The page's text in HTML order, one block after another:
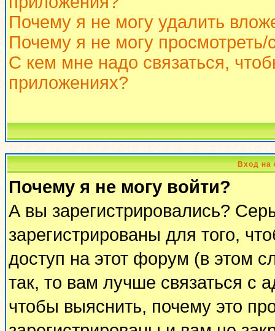
Почему я не могу удалить
Почему я не могу просмотреть/
С кем мне надо связаться,
приложениях?
Вход на
Почему я не могу войти?
А вы зарегистрировались?
зарегистрированы для того,
доступ на этот форум (в этом
так, то вам лучше связаться с
чтобы выяснить, почему это